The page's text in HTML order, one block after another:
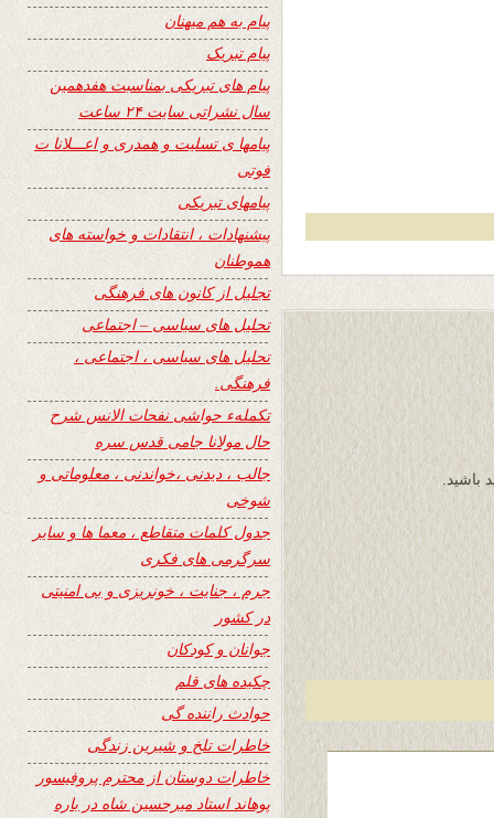
باشید.
پیام به هم میهنان
پیام تبریک
پیام های تبریکی بمناسبت هفدهمین
سال نشراتی سایت ۲۴ ساعت
پیامها ی تسلیت و همدری و اعـــلانا ت
فوتی
پیامهای تبریکی
پیشنهادات ، انتقادات و خواسته های
هموطنان
تجلیل از کانون های فرهنگی
تحلیل های سیاسی – اجتماعی
تحلیل های سیاسی ، اجتماعی ،
فرهنگی.
تکملهء حواشی نفحات الانس شرح
حال مولانا جامی قدس سره
جالب ، دیدنی ،خواندنی ، معلوماتی و
شوخی
جدول کلمات متقاطع ، معما ها و سایر
سرگرمی های فکری
جرم ، جنایت ، خونریزی و بی امنیتی
در کشور
جوانان و کودکان
چکیده های قلم
حوادث راننده گی
خاطرات تلخ و شیرین زندگی
خاطرات دوستان از محترم پروفیسور
پوهاند استاد میرحسین شاه در باره